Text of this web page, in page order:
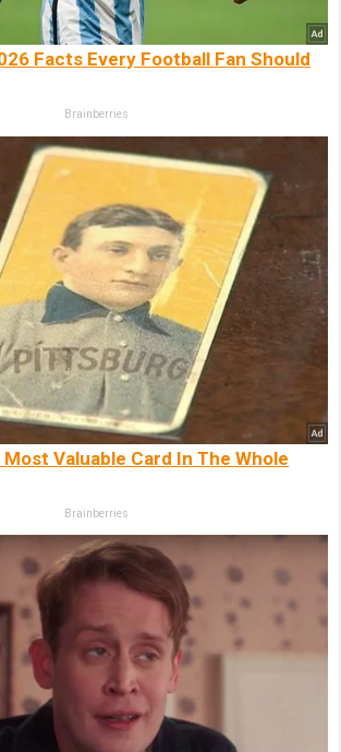
Facts Every Football Fan Should
Brainberries
Valuable Card In The Whole
Brainberries